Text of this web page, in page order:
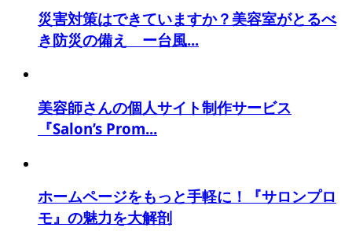
災害対策はできていますか？美容室がとるべ
き防災の備え ー台風...
美容師さんの個人サイト制作サービス
『Salon’s Prom...
ホームページをもっと手軽に！『サロンプロ
モ』の魅力を大解剖